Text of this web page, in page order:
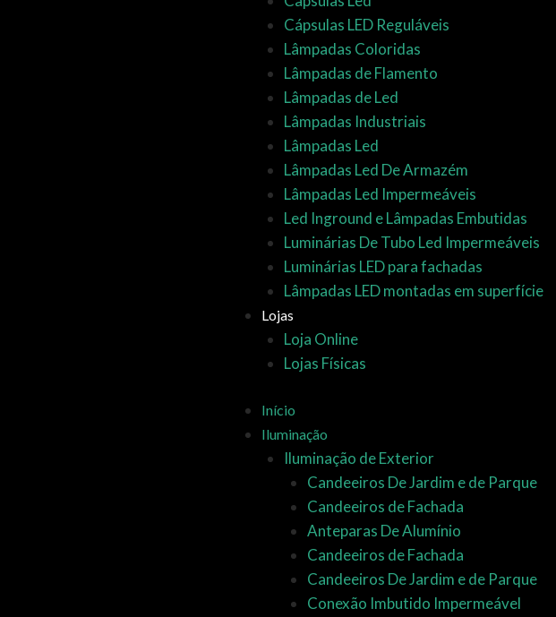
Cápsulas LED Reguláveis
Lâmpadas Coloridas
Lâmpadas de Flamento
Lâmpadas de Led
Lâmpadas Industriais
Lâmpadas Led
Lâmpadas Led De Armazém
Lâmpadas Led Impermeáveis
Led Inground e Lâmpadas Embutidas
Luminárias De Tubo Led Impermeáveis
Luminárias LED para fachadas
Lâmpadas LED montadas em superfície
Lojas
Loja Online
Lojas Físicas
Início
Iluminação
Iluminação de Exterior
Candeeiros De Jardim e de Parque
Candeeiros de Fachada
Anteparas De Alumínio
Candeeiros de Fachada
Candeeiros De Jardim e de Parque
Conexão Imbutido Impermeável